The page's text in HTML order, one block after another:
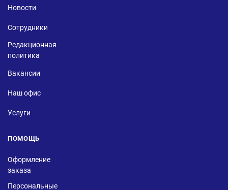
Новости
Сотрудники
Редакционная
политика
Вакансии
Наш офис
Услуги
ПОМОЩЬ
Оформление
заказа
Персональные